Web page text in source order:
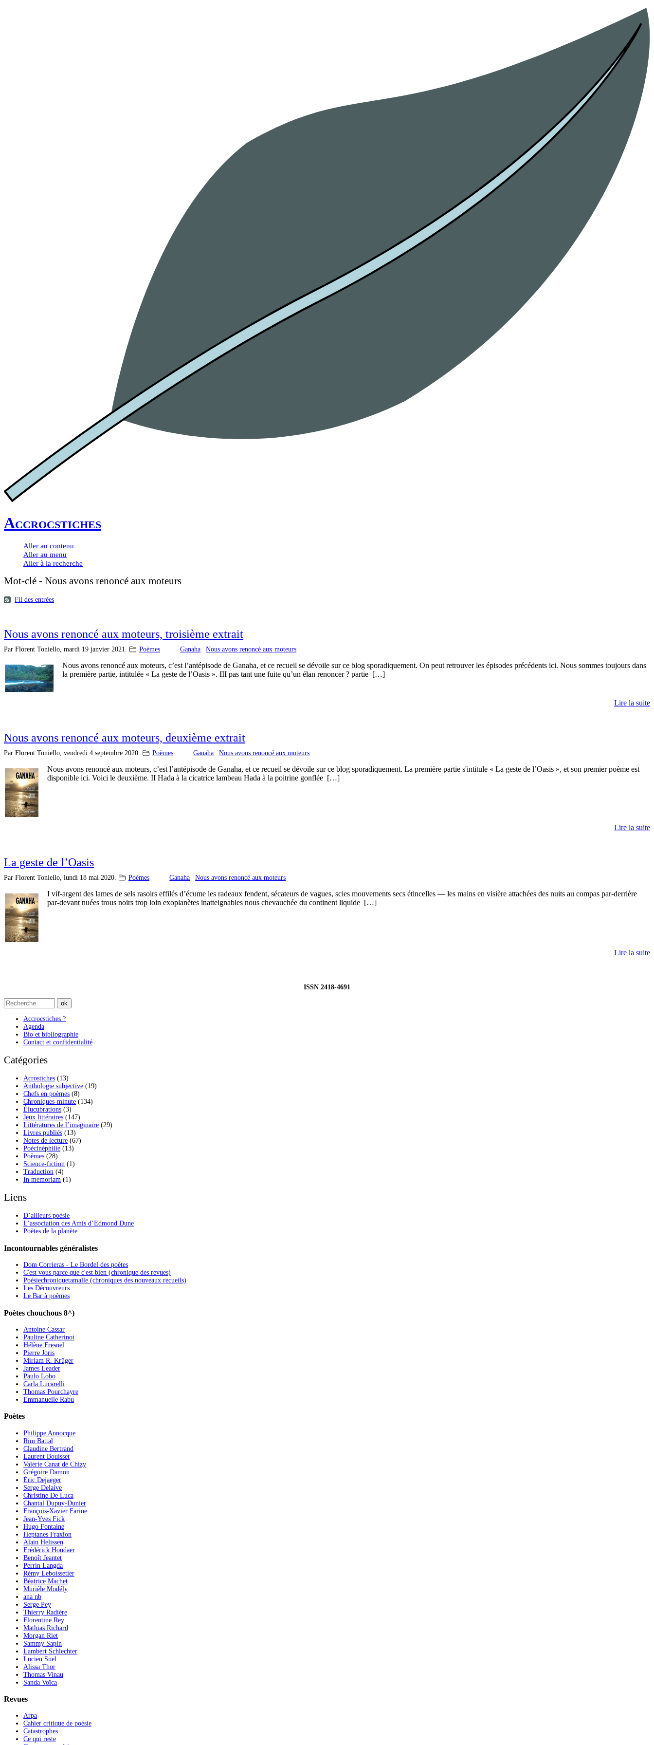
Accrocstiches
Aller au contenu
Aller au menu
Aller à la recherche
Mot-clé - Nous avons renoncé aux moteurs
Fil des entrées
Nous avons renoncé aux moteurs, troisième extrait
Par Florent Toniello, mardi 19 janvier 2021. Poèmes Ganaha Nous avons renoncé aux moteurs
Nous avons renoncé aux moteurs, c’est l’antépisode de Ganaha, et ce recueil se dévoile sur ce blog sporadiquement. On peut retrouver les épisodes précédents ici. Nous sommes toujours dans
la première partie, intitulée « La geste de l’Oasis ». III pas tant une fuite qu’un élan renoncer ? partie […]
Lire la suite
Nous avons renoncé aux moteurs, deuxième extrait
Par Florent Toniello, vendredi 4 septembre 2020. Poèmes Ganaha Nous avons renoncé aux moteurs
Nous avons renoncé aux moteurs, c’est l’antépisode de Ganaha, et ce recueil se dévoile sur ce blog sporadiquement. La première partie s'intitule « La geste de l’Oasis », et son premier poème est
disponible ici. Voici le deuxième. II Hada à la cicatrice lambeau Hada à la poitrine gonflée […]
Lire la suite
La geste de l’Oasis
Par Florent Toniello, lundi 18 mai 2020. Poèmes Ganaha Nous avons renoncé aux moteurs
I vif-argent des lames de sels rasoirs effilés d’écume les radeaux fendent, sécateurs de vagues, scies mouvements secs étincelles — les mains en visière attachées des nuits au compas par-derrière
par-devant nuées trous noirs trop loin exoplanètes inatteignables nous chevauchée du continent liquide […]
Lire la suite
ISSN 2418-4691
Accrocstiches ?
Agenda
Bio et bibliographie
Contact et confidentialité
Catégories
Acrostiches (13)
Anthologie subjective (19)
Chefs en poèmes (8)
Chroniques-minute (134)
Élucubrations (3)
Jeux littéraires (147)
Littératures de l’imaginaire (29)
Livres publiés (13)
Notes de lecture (67)
Poécinéphilie (13)
Poèmes (28)
Science-fiction (1)
Traduction (4)
In memoriam (1)
Liens
D’ailleurs poésie
L’association des Amis d’Edmond Dune
Poètes de la planète
Incontournables généralistes
Dom Corrieras - Le Bordel des poètes
C'est vous parce que c'est bien (chronique des revues)
Poésiechroniquetamalle (chroniques des nouveaux recueils)
Les Découvreurs
Le Bar à poèmes
Poètes chouchous 8^)
Antoine Cassar
Pauline Catherinot
Hélène Fresnel
Pierre Joris
Miriam R. Krüger
James Leader
Paulo Lobo
Carla Lucarelli
Thomas Pourchayre
Emmanuelle Rabu
Poètes
Philippe Annocque
Rim Battal
Claudine Bertrand
Laurent Bouisset
Valérie Canat de Chizy
Grégoire Damon
Éric Dejaeger
Serge Delaive
Christine De Luca
Chantal Dupuy-Dunier
François-Xavier Farine
Jean-Yves Fick
Hugo Fontaine
Heptanes Fraxion
Alain Helissen
Frédérick Houdaer
Benoît Jeantet
Perrin Langda
Rémy Leboissetier
Béatrice Machet
Murièle Modély
ana nb
Serge Pey
Thierry Radière
Florentine Rey
Mathias Richard
Morgan Riet
Sammy Sapin
Lambert Schlechter
Lucien Suel
Alissa Thor
Thomas Vinau
Sanda Voïca
Revues
Arpa
Cahier critique de poésie
Catastrophes
Ce qui reste